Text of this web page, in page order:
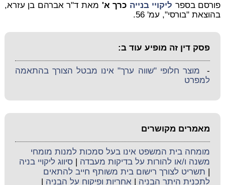
פורסם בספר ליקויי בנייה כרך א' מאת ד"ר אברהם בן עזרא,
בהוצאת "בורסי", עמ' 56.
פסק דין זה מופיע עוד ב:
- מוצר חלופי "שווה ערך" אינו מבטל הצורך בהתאמה
למפרט
מאמרים מקושרים
מומחה בית המשפט אינו בעל סמכות למנות מומחי
משנה ו/או להורות על בדיקות מעבדה |סיווג ליקויי בניה
| תשריט לצורך רישום בית משותף חייב להתאים
לתכנית היתר הבניה | אחריות ופיקוח על הבניה |